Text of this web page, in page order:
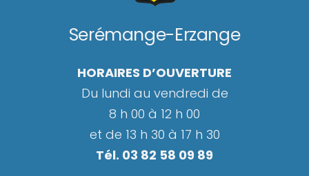
Serémange-Erzange
HORAIRES D’OUVERTURE
Du lundi au vendredi de
8 h 00 à 12 h 00
et de 13 h 30 à 17 h 30
Tél. 03 82 58 09 89